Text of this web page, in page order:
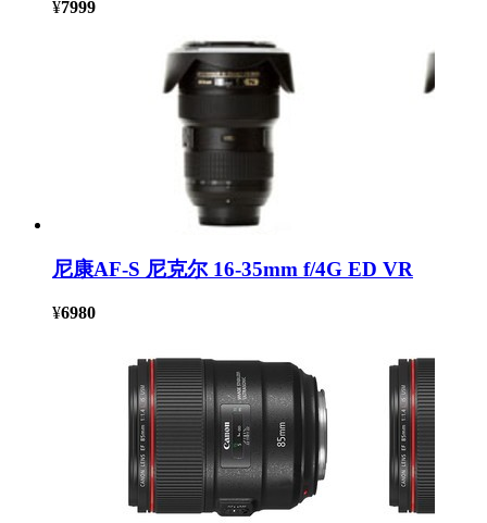
¥7999
尼康AF-S 尼克尔 16-35mm f/4G ED VR
¥6980